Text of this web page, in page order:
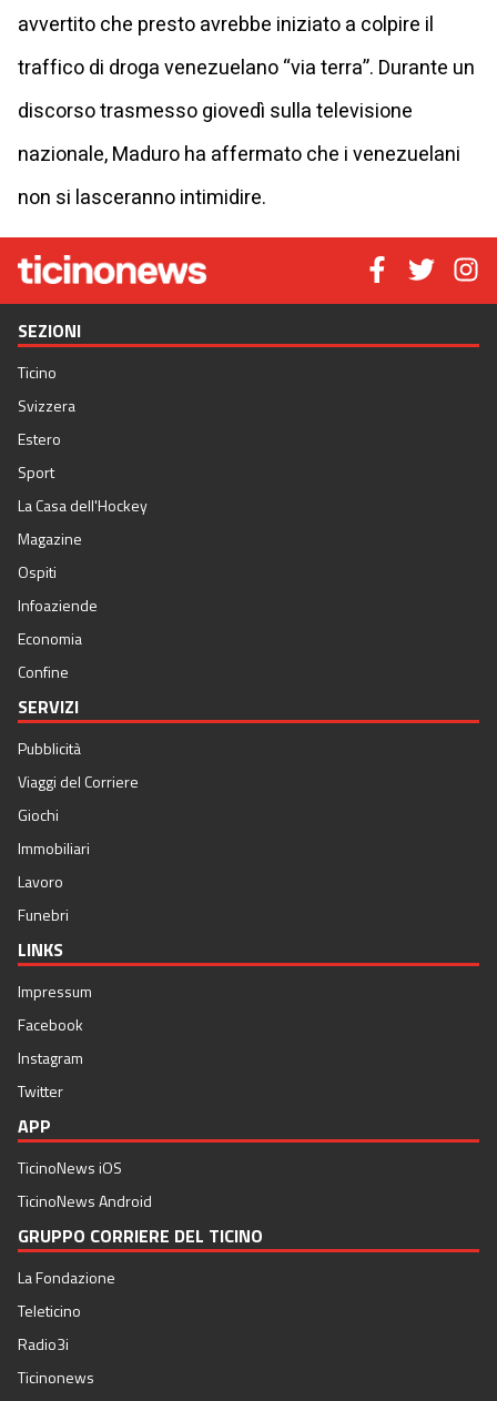
avvertito che presto avrebbe iniziato a colpire il
traffico di droga venezuelano “via terra”. Durante un
discorso trasmesso giovedì sulla televisione
nazionale, Maduro ha affermato che i venezuelani
non si lasceranno intimidire.
SEZIONI
Ticino
Svizzera
Estero
Sport
La Casa dell'Hockey
Magazine
Ospiti
Infoaziende
Economia
Confine
SERVIZI
Pubblicità
Viaggi del Corriere
Giochi
Immobiliari
Lavoro
Funebri
LINKS
Impressum
Facebook
Instagram
Twitter
APP
TicinoNews iOS
TicinoNews Android
GRUPPO CORRIERE DEL TICINO
La Fondazione
Teleticino
Radio3i
Ticinonews